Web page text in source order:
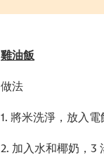
雞油飯
做法
1. 將米洗淨，放入電
2. 加入水和椰奶，3